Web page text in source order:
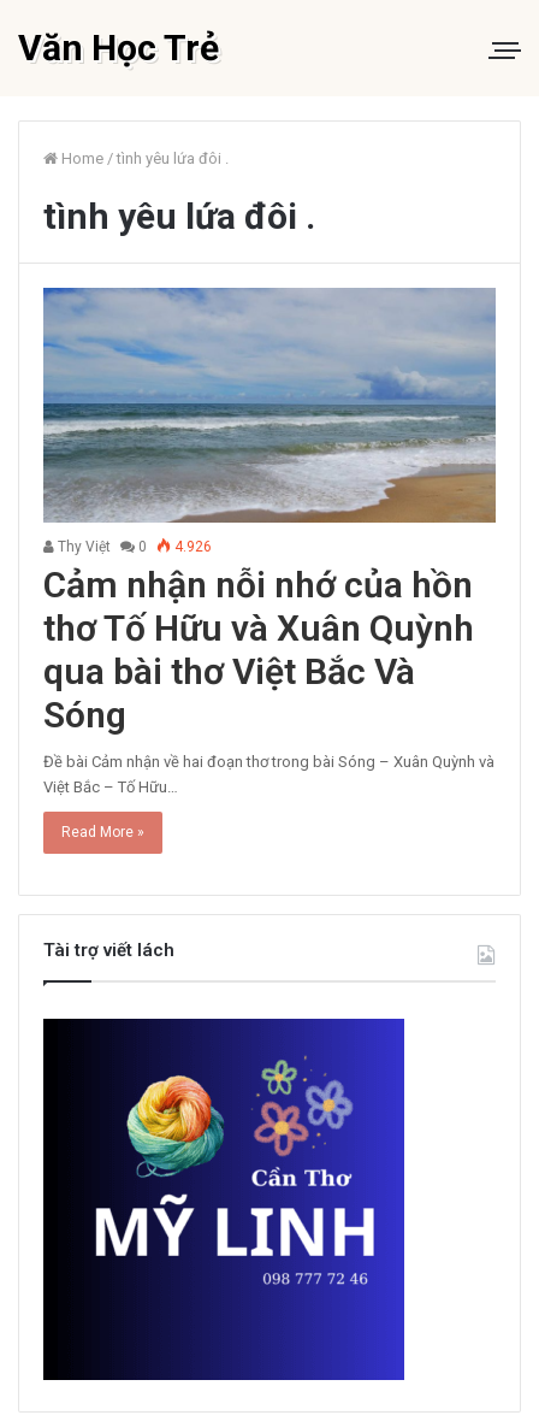
Văn Học Trẻ
Home / tình yêu lứa đôi .
tình yêu lứa đôi .
Thy Việt 0 4.926
Cảm nhận nỗi nhớ của hồn
thơ Tố Hữu và Xuân Quỳnh
qua bài thơ Việt Bắc Và
Sóng
Đề bài Cảm nhận về hai đoạn thơ trong bài Sóng – Xuân Quỳnh và
Việt Bắc – Tố Hữu…
Read More »
Tài trợ viết lách